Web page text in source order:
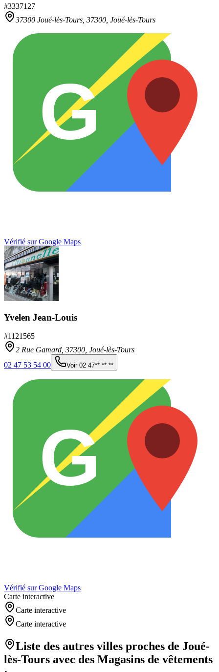
#3337127
37300 Joué-lès-Tours, 37300 Joué-lès-Tours
G
Vérifié sur Google Maps
Yvelen Jean-Louis
#1121565
2 Rue Gamard, 37300 Joué-lès-Tours
02 47 53 54 00
Voir 02 47** ** **
G
Vérifié sur Google Maps
Carte interactive
Carte interactive
Carte interactive
Liste des autres villes proches de Joué-
lès-Tours avec des Magasins de vêtements